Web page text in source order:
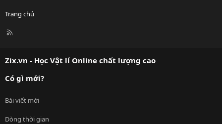
Trang chủ
R
Zix.vn - Học Vật lí Online chất lượng cao
Có gì mới?
Bài viết mới
Dòng thời gian